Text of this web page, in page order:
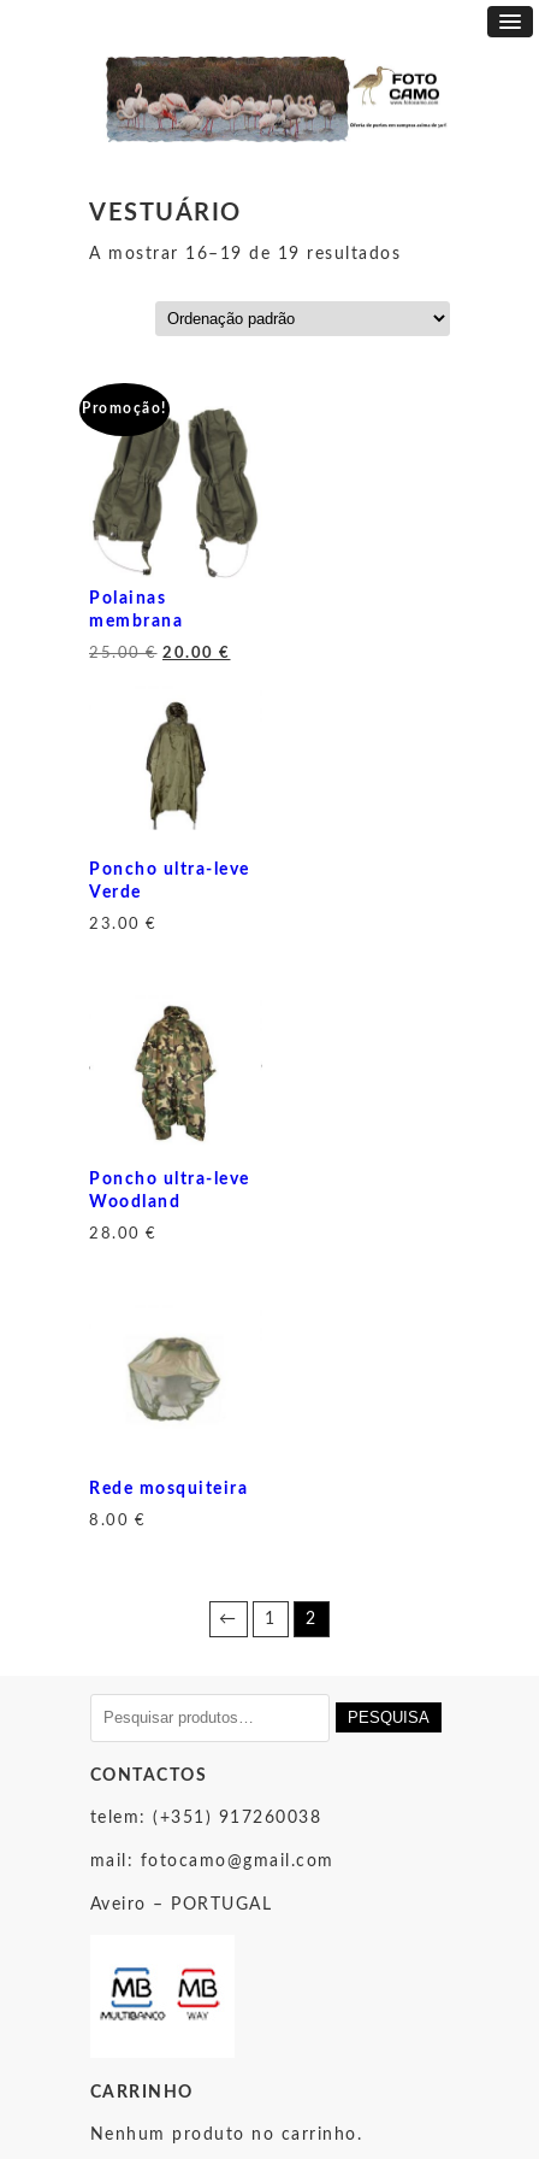
VESTUÁRIO
A mostrar 16–19 de 19 resultados
Promoção!
Polainas
membrana
25.00€ O
original
era:
25.00 €.
20.00 €
Poncho ultra-leve
Verde
23.00 €
Poncho ultra-leve
Woodland
28.00 €
Rede mosquiteira
8.00 €
← 1 2
por:
PESQUISA
CONTACTOS
telem: (+351) 917260038
mail: fotocamo@gmail.com
Aveiro – PORTUGAL
CARRINHO
Nenhum produto no carrinho.